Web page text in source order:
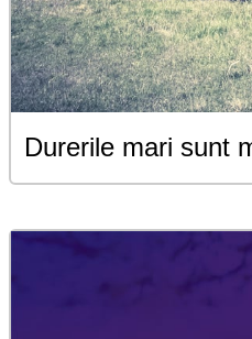
Durerile mari sunt